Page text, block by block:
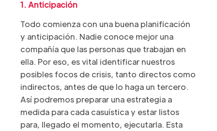
1. Anticipación
Todo comienza con una buena planificación
y anticipación. Nadie conoce mejor una
compañía que las personas que trabajan en
ella. Por eso, es vital identificar nuestros
posibles focos de crisis, tanto directos como
indirectos, antes de que lo haga un tercero.
Así podremos preparar una estrategia a
medida para cada casuística y estar listos
para, llegado el momento, ejecutarla. Esta